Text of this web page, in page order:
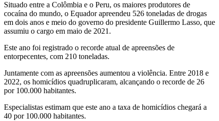
Situado entre a Colômbia e o Peru, os maiores produtores de
cocaína do mundo, o Equador apreendeu 526 toneladas de drogas
em dois anos e meio do governo do presidente Guillermo Lasso, que
assumiu o cargo em maio de 2021.
Este ano foi registrado o recorde atual de apreensões de
entorpecentes, com 210 toneladas.
Juntamente com as apreensões aumentou a violência. Entre 2018 e
2022, os homicídios quadruplicaram, alcançando o recorde de 26
por 100.000 habitantes.
Especialistas estimam que este ano a taxa de homicídios chegará a
40 por 100.000 habitantes.